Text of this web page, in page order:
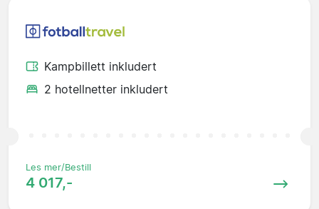
Kampbillett inkludert
2 hotellnetter inkludert
Les mer/Bestill
4 017,-